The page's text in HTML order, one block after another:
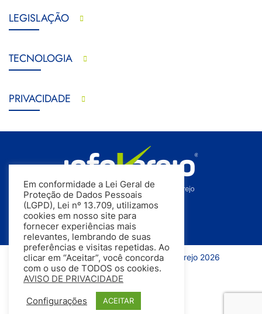
LEGISLAÇÃO
TECNOLOGIA
PRIVACIDADE
Todos os direitos reservados | InfoVarejo 2026
Em conformidade a Lei Geral de
Proteção de Dados Pessoais
(LGPD), Lei nº 13.709, utilizamos
cookies em nosso site para
fornecer experiências mais
relevantes, lembrando de suas
preferências e visitas repetidas. Ao
clicar em “Aceitar”, você concorda
com o uso de TODOS os cookies.
AVISO DE PRIVACIDADE
Configurações ACEITAR